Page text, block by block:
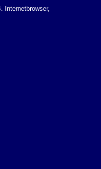
Internetbrowser,